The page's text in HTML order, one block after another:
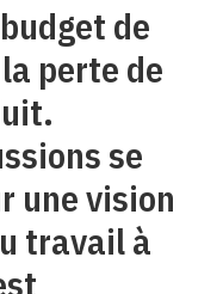
de
perte de
se
une vision
travail à